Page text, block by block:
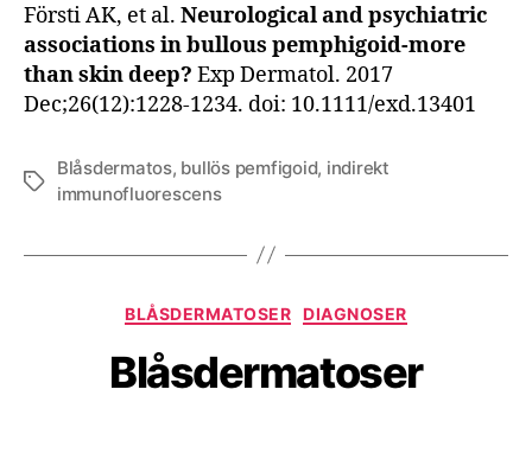
Försti AK, et al. Neurological and psychiatric
associations in bullous pemphigoid-more
than skin deep? Exp Dermatol. 2017
Dec;26(12):1228-1234. doi: 10.1111/exd.13401
Etiketter
Blåsdermatos, bullös pemfigoid, indirekt
immunofluorescens
Kategorier
BLÅSDERMATOSER DIAGNOSER
Blåsdermatoser